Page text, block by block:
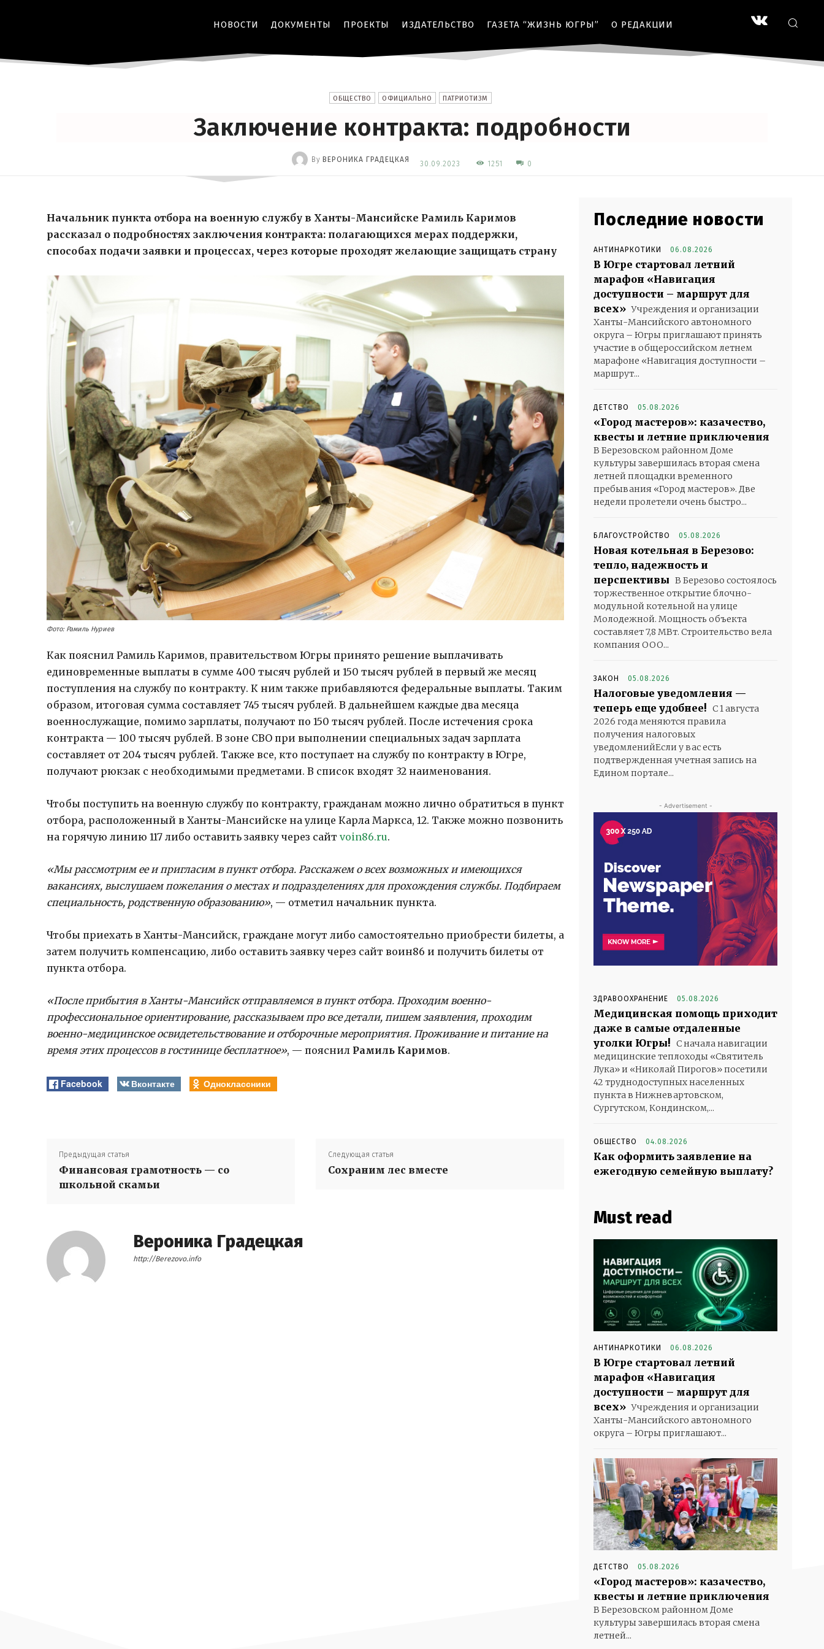
НОВОСТИ ДОКУМЕНТЫ ПРОЕКТЫ ИЗДАТЕЛЬСТВО ГАЗЕТА “ЖИЗНЬ ЮГРЫ” О РЕДАКЦИИ
ОБЩЕСТВО ОФИЦИАЛЬНО ПАТРИОТИЗМ
Заключение контракта: подробности
By ВЕРОНИКА ГРАДЕЦКАЯ 30.09.2023 1251 0
Начальник пункта отбора на военную службу в Ханты-Мансийске Рамиль Каримов
рассказал о подробностях заключения контракта: полагающихся мерах поддержки,
способах подачи заявки и процессах, через которые проходят желающие защищать страну
Фото: Рамиль Нуриев
Как пояснил Рамиль Каримов, правительством Югры принято решение выплачивать
единовременные выплаты в сумме 400 тысяч рублей и 150 тысяч рублей в первый же месяц
поступления на службу по контракту. К ним также прибавляются федеральные выплаты. Таким
образом, итоговая сумма составляет 745 тысяч рублей. В дальнейшем каждые два месяца
военнослужащие, помимо зарплаты, получают по 150 тысяч рублей. После истечения срока
контракта — 100 тысяч рублей. В зоне СВО при выполнении специальных задач зарплата
составляет от 204 тысяч рублей. Также все, кто поступает на службу по контракту в Югре,
получают рюкзак с необходимыми предметами. В список входят 32 наименования.
Чтобы поступить на военную службу по контракту, гражданам можно лично обратиться в пункт
отбора, расположенный в Ханты-Мансийске на улице Карла Маркса, 12. Также можно позвонить
на горячую линию 117 либо оставить заявку через сайт voin86.ru.
«Мы рассмотрим ее и пригласим в пункт отбора. Расскажем о всех возможных и имеющихся
вакансиях, выслушаем пожелания о местах и подразделениях для прохождения службы. Подбираем
специальность, родственную образованию», — отметил начальник пункта.
Чтобы приехать в Ханты-Мансийск, граждане могут либо самостоятельно приобрести билеты, а
затем получить компенсацию, либо оставить заявку через сайт воин86 и получить билеты от
пункта отбора.
«После прибытия в Ханты-Мансийск отправляемся в пункт отбора. Проходим военно-
профессиональное ориентирование, рассказываем про все детали, пишем заявления, проходим
военно-медицинское освидетельствование и отборочные мероприятия. Проживание и питание на
время этих процессов в гостинице бесплатное», — пояснил Рамиль Каримов.
Facebook Вконтакте Одноклассники
Предыдущая статья
Финансовая грамотность — со
школьной скамьи
Следующая статья
Сохраним лес вместе
Вероника Градецкая
http://Berezovo.info
Последние новости
АНТИНАРКОТИКИ 06.08.2026
В Югре стартовал летний
марафон «Навигация
доступности – маршрут для
всех» Учреждения и организации
Ханты-Мансийского автономного
округа – Югры приглашают принять
участие в общероссийском летнем
марафоне «Навигация доступности –
маршрут...
ДЕТСТВО 05.08.2026
«Город мастеров»: казачество,
квесты и летние приключения
В Березовском районном Доме
культуры завершилась вторая смена
летней площадки временного
пребывания «Город мастеров». Две
недели пролетели очень быстро...
БЛАГОУСТРОЙСТВО 05.08.2026
Новая котельная в Березово:
тепло, надежность и
перспективы В Березово состоялось
торжественное открытие блочно-
модульной котельной на улице
Молодежной. Мощность объекта
составляет 7,8 МВт. Строительство вела
компания ООО...
ЗАКОН 05.08.2026
Налоговые уведомления —
теперь еще удобнее! С 1 августа
2026 года меняются правила
получения налоговых
уведомленийЕсли у вас есть
подтвержденная учетная запись на
Едином портале...
- Advertisement -
ЗДРАВООХРАНЕНИЕ 05.08.2026
Медицинская помощь приходит
даже в самые отдаленные
уголки Югры! С начала навигации
медицинские теплоходы «Святитель
Лука» и «Николай Пирогов» посетили
42 труднодоступных населенных
пункта в Нижневартовском,
Сургутском, Кондинском,...
ОБЩЕСТВО 04.08.2026
Как оформить заявление на
ежегодную семейную выплату?
Must read
АНТИНАРКОТИКИ 06.08.2026
В Югре стартовал летний
марафон «Навигация
доступности – маршрут для
всех» Учреждения и организации
Ханты-Мансийского автономного
округа – Югры приглашают...
ДЕТСТВО 05.08.2026
«Город мастеров»: казачество,
квесты и летние приключения
В Березовском районном Доме
культуры завершилась вторая смена
летней...